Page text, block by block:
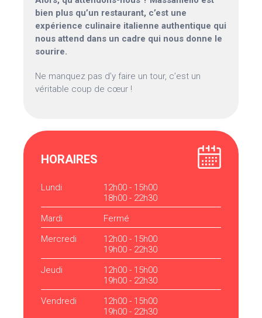
bien plus qu’un restaurant, c’est une
expérience culinaire italienne authentique qui
nous attend dans un cadre qui nous donne le
sourire.
Ne manquez pas d’y faire un tour, c’est un
véritable coup de cœur !
HORAIRES
Lundi
12h00 - 15h00
18h00 - 22h30
Mardi
Fermé
Mercredi
12h00 - 15h00
19h00 - 22h30
Jeudi
12h00 - 15h00
19h00 - 22h30
Vendredi
12h00 - 15h00
19h00 - 22h30